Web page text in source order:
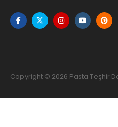
Copyright © 2026 Pasta Teşhir